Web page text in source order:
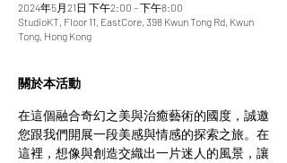
2024年5月21日 下午2:00 – 下午8:00
StudioKT, Floor 11, EastCore, 398 Kwun Tong Rd, Kwun
Tong, Hong Kong
關於本活動
在這個融合奇幻之美與治癒藝術的國度，誠邀
您跟我們開展一段美感與情感的探索之旅。在
這裡，想像與創造交織出一片迷人的風景，讓